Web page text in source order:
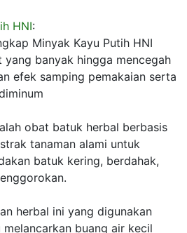
HNI:
Minyak Kayu Putih HNI
yang banyak hingga mencegah
efek samping pemakaian serta
obat batuk herbal berbasis
tanaman alami untuk
batuk kering, berdahak,
herbal ini yang digunakan
buang air kecil